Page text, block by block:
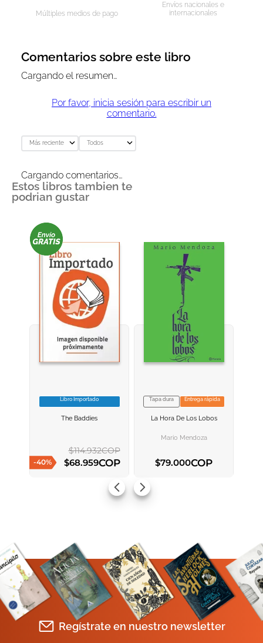
Múltiples medios de pago
Envíos nacionales e
internacionales
Comentarios sobre este libro
Cargando el resumen…
Por favor, inicia sesión para escribir un
comentario.
Más reciente Todos
Cargando comentarios…
Estos libros tambien te
podrian gustar
VER INFORMACION
Libro Importado
The Baddies
-40%
$114.932COP
$68.959COP
VER INFORMACION
Tapa dura Entrega rápida
La Hora De Los Lobos
Mario Mendoza
$79.000COP
Regístrate en nuestro newsletter